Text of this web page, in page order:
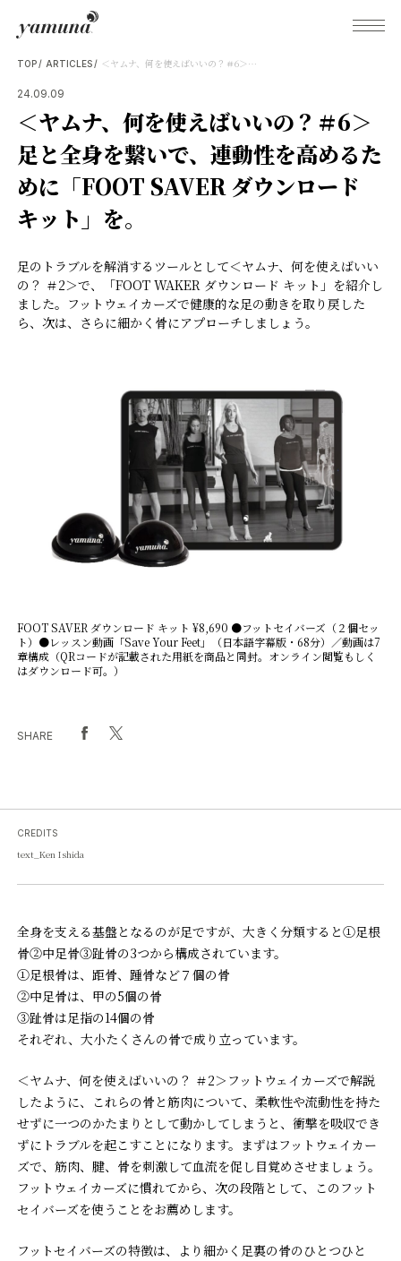
What's Yamuna?
Try Yamuna
The Yamuna Methods
Journal
Practitioners site
24.09.09
＜ヤムナ、何を使えばいいの？＃6＞
足と全身を繋いで、連動性を高めるた
めに「FOOT SAVER ダウンロード
キット」を。
足のトラブルを解消するツールとして＜ヤムナ、何を使えばいい
の？ ＃2＞で、「FOOT WAKER ダウンロード キット」を紹介し
ました。フットウェイカーズで健康的な足の動きを取り戻した
ら、次は、さらに細かく骨にアプローチしましょう。
FOOT SAVER ダウンロード キット ¥8,690 ●フットセイバーズ（２個セッ
ト）●レッスン動画「Save Your Feet」（日本語字幕版・68分）／動画は7
章構成（QRコードが記載された用紙を商品と同封。オンライン閲覧もしく
はダウンロード可。）
SHARE
TOP ARTICLES ＜ヤムナ、何を使えばいいの？＃6＞足と全身を繋いで、連動性を高めるために「FOOT SAVER ダウンロード キット」を。
CREDITS
text_Ken Ishida
全身を支える基盤となるのが足ですが、大きく分類すると①足根
骨②中足骨③趾骨の3つから構成されています。
①足根骨は、距骨、踵骨など７個の骨
②中足骨は、甲の5個の骨
③趾骨は足指の14個の骨
それぞれ、大小たくさんの骨で成り立っています。
＜ヤムナ、何を使えばいいの？ ＃2＞フットウェイカーズで解説
したように、これらの骨と筋肉について、柔軟性や流動性を持た
せずに一つのかたまりとして動かしてしまうと、衝撃を吸収でき
ずにトラブルを起こすことになります。まずはフットウェイカー
ズで、筋肉、腱、骨を刺激して血流を促し目覚めさせましょう。
フットウェイカーズに慣れてから、次の段階として、このフット
セイバーズを使うことをお薦めします。
フットセイバーズの特徴は、より細かく足裏の骨のひとつひと